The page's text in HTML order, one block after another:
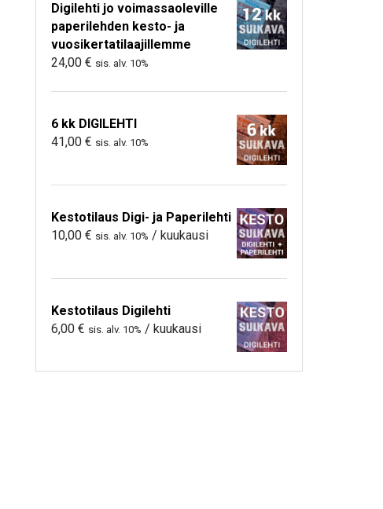
Digilehti jo voimassaoleville
paperilehden kesto- ja
vuosikertatilaajillemme
24,00 € sis. alv. 10%
6 kk DIGILEHTI
41,00 € sis. alv. 10%
Kestotilaus Digi- ja Paperilehti
10,00 € sis. alv. 10% / kuukausi
Kestotilaus Digilehti
6,00 € sis. alv. 10% / kuukausi